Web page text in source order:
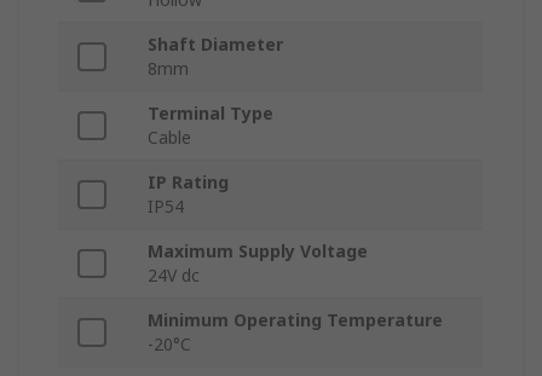
Shaft Diameter
8mm
Terminal Type
Cable
IP Rating
IP54
Maximum Supply Voltage
24V dc
Minimum Operating Temperature
-20°C